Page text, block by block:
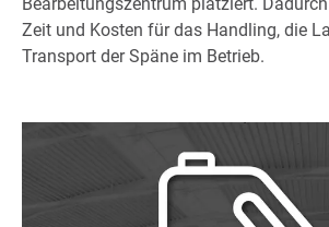
Zeit und Kosten für das Handling, die
Transport der Späne im Betrieb.